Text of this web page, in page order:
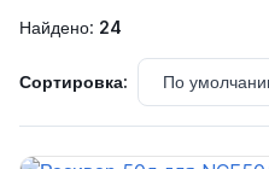
Найдено: 24
Сортировка: По